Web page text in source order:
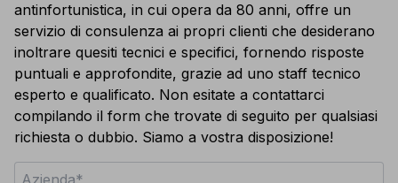
antinfortunistica, in cui opera da 80 anni, offre un
servizio di consulenza ai propri clienti che desiderano
inoltrare quesiti tecnici e specifici, fornendo risposte
puntuali e approfondite, grazie ad uno staff tecnico
esperto e qualificato. Non esitate a contattarci
compilando il form che trovate di seguito per qualsiasi
richiesta o dubbio. Siamo a vostra disposizione!